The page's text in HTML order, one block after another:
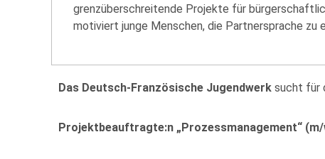
grenzüberschreitende Projekte für
motiviert junge Menschen, die Partnersprache zu
Das Deutsch-Französische Jugendwerk sucht für
Projektbeauftragte:n „Prozessmanagement“